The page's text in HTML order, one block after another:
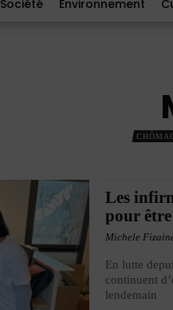
Société Environnement
Les
pour être
Michele
En lutte
continuent
lendemain